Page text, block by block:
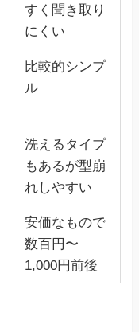
すく聞き取り
にくい
比較的シンプ
ル
洗えるタイプ
もあるが型崩
れしやすい
安価なもので
数百円〜
1,000円前後